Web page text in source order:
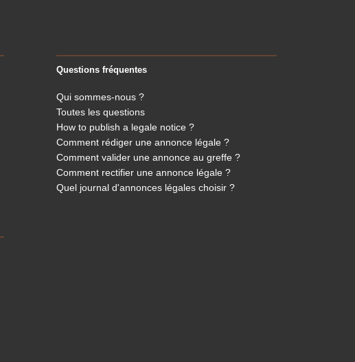
Questions fréquentes
Qui sommes-nous ?
Toutes les questions
How to publish a legale notice ?
Comment rédiger une annonce légale ?
Comment valider une annonce au greffe ?
Comment rectifier une annonce légale ?
Quel journal d'annonces légales choisir ?